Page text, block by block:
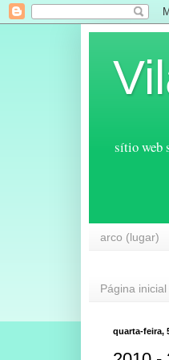
sítio web
arco (lugar)
Página inicial
quarta-feira,